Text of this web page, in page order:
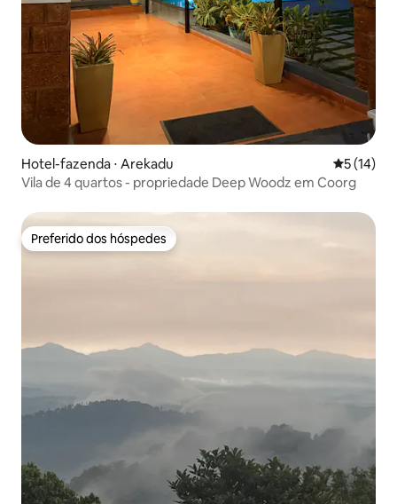
Hotel-fazenda ⋅ Arekadu 5 de uma
5 (14)
Vila de 4 quartos - propriedade Deep Woodz em Coorg
Preferido dos hóspedes
Preferido dos hóspedes